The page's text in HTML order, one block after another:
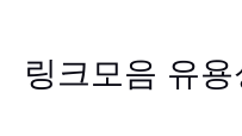
링크모음 유